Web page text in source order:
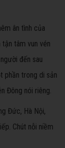
ân tình của
tận tâm vun vén
đến sau
phần trong di sản
Đông nói riêng.
Đức, Hà Nội,
Chút nỗi niềm